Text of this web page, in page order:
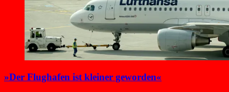
»Der Flughafen ist kleiner geworden«